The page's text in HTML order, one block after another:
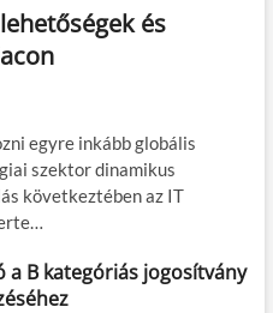
és
egyre inkább globális
szektor dinamikus
következtében az IT
a B kategóriás jogosítvány